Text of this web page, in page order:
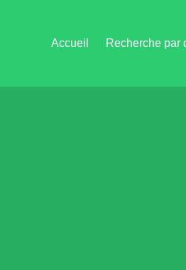
Accueil Recherche par